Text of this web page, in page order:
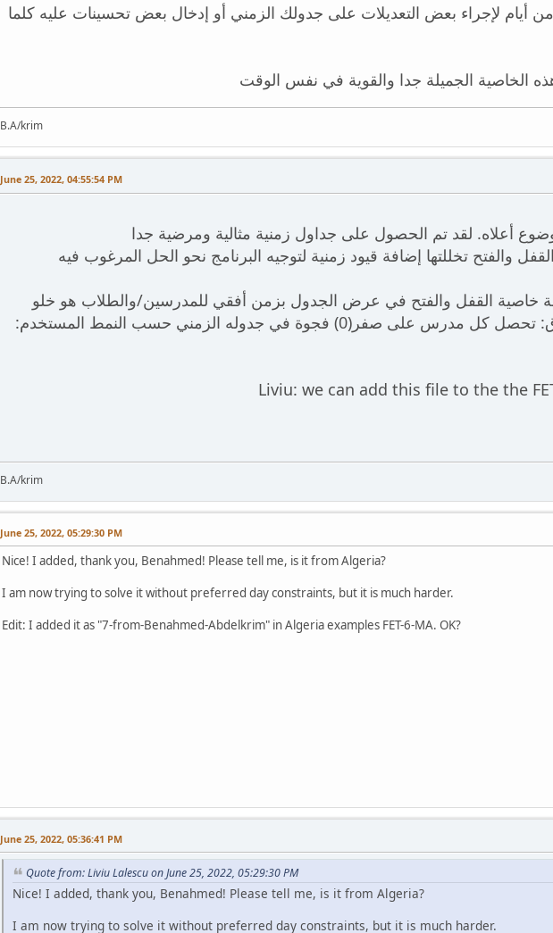
لإجراء بعض التعديلات على جدولك الزمني أو إدخال بعض تحسينات عليه كلما
الخاصية الجميلة جدا والقوية في نفس الوقت
B.A/krim
June 25, 2022, 04:55:54 PM
خاصية القفل والفتح في عرض الجدول بزمن أفقي للمدرسين/والطلاب هو خلو
جداول المدرسين من أي فجوة. بمعنى آخر وأدق: تحصل كل مدرس على صفر(0) فجوة في جدوله الزمني حسب النمط المستخدم:
Liviu: we can add this file to the the
B.A/krim
June 25, 2022, 05:29:30 PM
Nice! I added, thank you, Benahmed! Please tell me, is it from Algeria?
I am now trying to solve it without preferred day constraints, but it is much harder.
Edit: I added it as "7-from-Benahmed-Abdelkrim" in Algeria examples FET-6-MA. OK?
June 25, 2022, 05:36:41 PM
Quote from: Liviu Lalescu on June 25, 2022, 05:29:30 PM
Nice! I added, thank you, Benahmed! Please tell me, is it from Algeria?
I am now trying to solve it without preferred day constraints, but it is much harder.